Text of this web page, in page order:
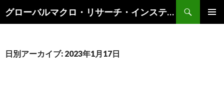
グローバルマクロ・リサーチ・インスティテュート
索
ン
日別アーカイブ: 2023年1月17日